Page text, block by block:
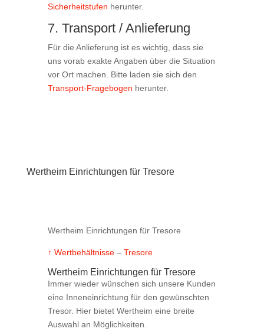
Sicherheitstufen herunter.
7. Transport / Anlieferung
Für die Anlieferung ist es wichtig, dass sie
uns vorab exakte Angaben über die Situation
vor Ort machen. Bitte laden sie sich den
Transport-Fragebogen herunter.
Wertheim Einrichtungen für Tresore
Wertheim Einrichtungen für Tresore
↑ Wertbehältnisse– Tresore
Wertheim Einrichtungen für Tresore
Immer wieder wünschen sich unsere Kunden
eine Inneneinrichtung für den gewünschten
Tresor. Hier bietet Wertheim eine breite
Auswahl an Möglichkeiten.